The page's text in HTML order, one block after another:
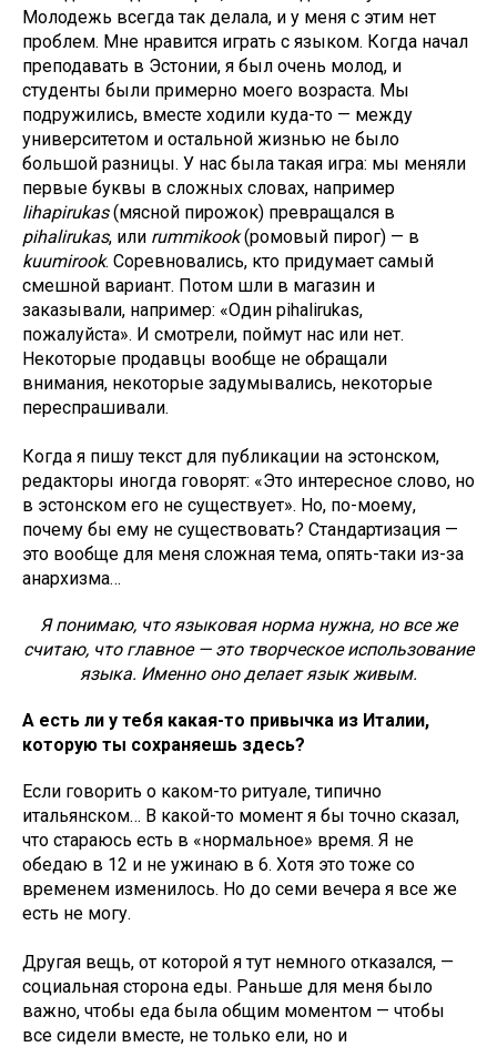
Молодежь всегда так делала, и у меня с этим нет
проблем. Мне нравится играть с языком. Когда начал
преподавать в Эстонии, я был очень молод, и
студенты были примерно моего возраста. Мы
подружились, вместе ходили куда-то — между
университетом и остальной жизнью не было
большой разницы. У нас была такая игра: мы меняли
первые буквы в сложных словах, например
lihapirukas(мясной пирожок) превращался в
pihalirukas, или rummikook(ромовый пирог) — в
kuumirook. Соревновались, кто придумает самый
смешной вариант. Потом шли в магазин и
заказывали, например: «Один pihalirukas,
пожалуйста». И смотрели, поймут нас или нет.
Некоторые продавцы вообще не обращали
внимания, некоторые задумывались, некоторые
переспрашивали.
Когда я пишу текст для публикации на эстонском,
редакторы иногда говорят: «Это интересное слово, но
в эстонском его не существует». Но, по-моему,
почему бы ему не существовать? Стандартизация —
это вообще для меня сложная тема, опять-таки из-за
анархизма…
Я понимаю, что языковая норма нужна, но все же
считаю, что главное — это творческое использование
языка. Именно оно делает язык живым.
А есть ли у тебя какая-то привычка из Италии,
которую ты сохраняешь здесь?
Если говорить о каком-то ритуале, типично
итальянском… В какой-то момент я бы точно сказал,
что стараюсь есть в «нормальное» время. Я не
обедаю в 12 и не ужинаю в 6. Хотя это тоже со
временем изменилось. Но до семи вечера я все же
есть не могу.
Другая вещь, от которой я тут немного отказался, —
социальная сторона еды. Раньше для меня было
важно, чтобы еда была общим моментом — чтобы
все сидели вместе, не только ели, но и